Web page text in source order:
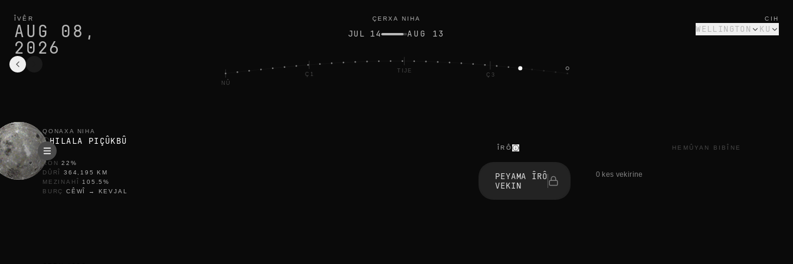
CIH
WELLINGTON KU
ÎVÊR
AUG 08,
2026
ÇERXA NIHA
JUL 14 AUG 13
NÛ
Ç1
TIJE
Ç3
QONAXA NIHA
HILALA PIÇÛKBÛ
RON 22 %
DÛRÎ
364,195
KM
MEZINAHÎ
105.5%
BURÇ
CÊWÎ → KEVJAL
ÎRÔ HEMÛYAN BIBÎNE
t
h
e
PEYAMA ÎRÔ
VEKIN
0 kes vekirine